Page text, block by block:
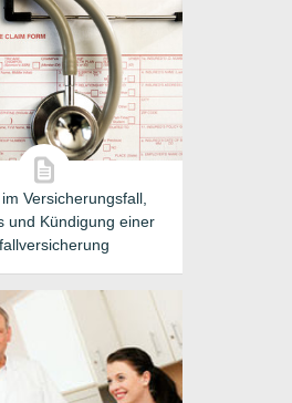
Versicherungsfall,
und Kündigung einer